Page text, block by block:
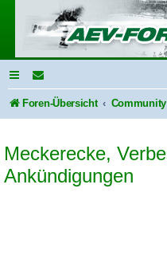
Foren-Übersicht Community
Meckerecke,
Ankündigungen